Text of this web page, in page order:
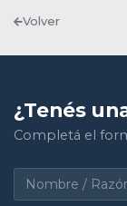
Volver
¿Tenés
Completá el